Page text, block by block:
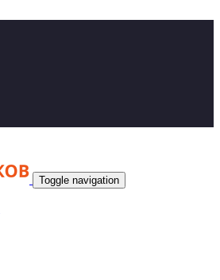
Toggle navigation